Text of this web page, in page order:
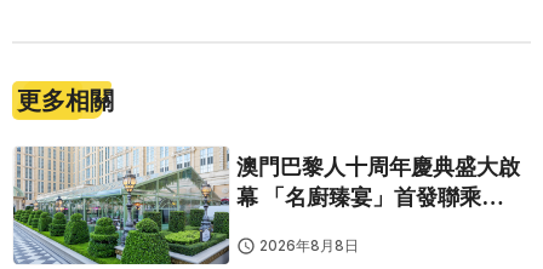
更多相關
澳門巴黎人十周年慶典盛大啟
幕 「名廚臻宴」首發聯乘
2026年8月8日